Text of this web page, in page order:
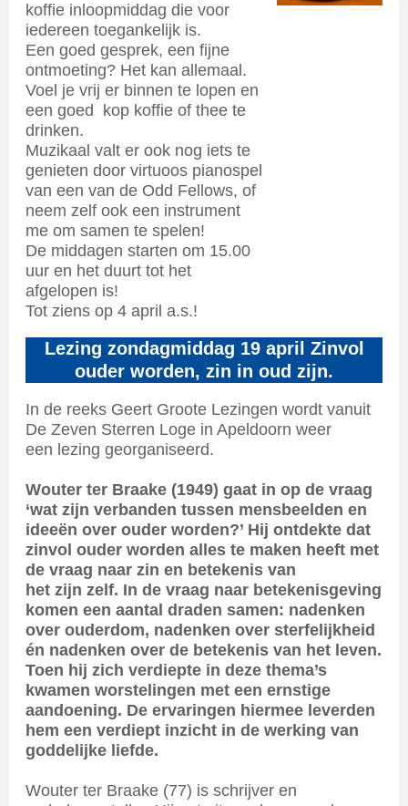
koffie inloopmiddag die voor
iedereen toegankelijk is.
Een goed gesprek, een fijne
ontmoeting? Het kan allemaal.
Voel je vrij er binnen te lopen en
een goed kop koffie of thee te
drinken.
Muzikaal valt er ook nog iets te
genieten door virtuoos pianospel
van een van de Odd Fellows, of
neem zelf ook een instrument
me om samen te spelen!
De middagen starten om 15.00
uur en het duurt tot het
afgelopen is!
Tot ziens op 4 april a.s.!
Lezing zondagmiddag 19 april Zinvol
ouder worden, zin in oud zijn.
In de reeks Geert Groote Lezingen wordt vanuit
De Zeven Sterren Loge in Apeldoorn weer
een lezing georganiseerd.
Wouter ter Braake (1949) gaat in op de vraag
‘wat zijn verbanden tussen mensbeelden en
ideeën over ouder worden?’ Hij ontdekte dat
zinvol ouder worden alles te maken heeft met
de vraag naar zin en betekenis van
het zijn zelf. In de vraag naar betekenisgeving
komen een aantal draden samen: nadenken
over ouderdom, nadenken over sterfelijkheid
én nadenken over de betekenis van het leven.
Toen hij zich verdiepte in deze thema’s
kwamen worstelingen met een ernstige
aandoening. De ervaringen hiermee leverden
hem een verdiept inzicht in de werking van
goddelijke liefde.
Wouter ter Braake (77) is schrijver en